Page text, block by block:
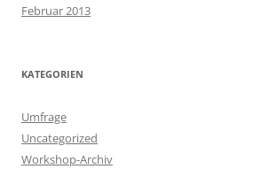
Februar 2013
KATEGORIEN
Umfrage
Uncategorized
Workshop-Archiv